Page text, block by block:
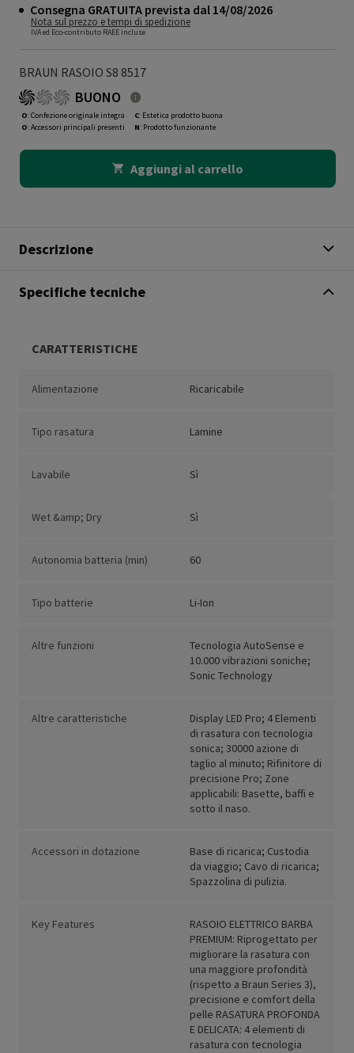
Consegna GRATUITA prevista dal 14/08/2026
Nota sul prezzo e tempi di spedizione
IVA ed Eco-contributo RAEE incluse
BRAUN RASOIO S8 8517
BUONO
O: Confezione originale integra
O: Accessori principali presenti
C: Estetica prodotto buona
N: Prodotto funzionante
Aggiungi al carrello
Descrizione
Specifiche tecniche
CARATTERISTICHE
Alimentazione Ricaricabile
Tipo rasatura Lamine
Lavabile Sì
Wet &amp; Dry Sì
Autonomia batteria (min) 60
Tipo batterie Li-Ion
Altre funzioni
Tecnologia AutoSense e
10.000 vibrazioni soniche;
Sonic Technology
Altre caratteristiche
Display LED Pro; 4 Elementi
di rasatura con tecnologia
sonica; 30000 azione di
taglio al minuto; Rifinitore di
precisione Pro; Zone
applicabili: Basette, baffi e
sotto il naso.
Accessori in dotazione
Base di ricarica; Custodia
da viaggio; Cavo di ricarica;
Spazzolina di pulizia.
Key Features
RASOIO ELETTRICO BARBA
PREMIUM: Riprogettato per
migliorare la rasatura con
una maggiore profondità
(rispetto a Braun Series 3),
precisione e comfort della
pelle RASATURA PROFONDA
E DELICATA: 4 elementi di
rasatura con tecnologia